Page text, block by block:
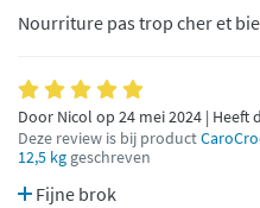
Nourriture pas trop cher et
Door Nicol op 24 mei 2024 |
Deze review is bij product
12,5 kg geschreven
Fijne brok